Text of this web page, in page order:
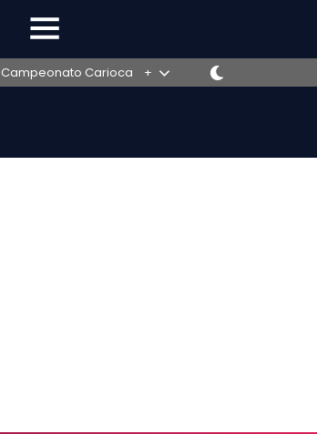
Campeonato Carioca +